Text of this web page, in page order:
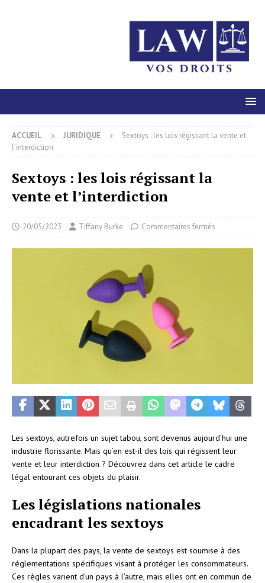
ACCUEIL JURIDIQUE
Sextoys : les lois régissant la vente et
l’interdiction
Sextoys : les lois régissant la
vente et l’interdiction
20/05/2023 Tiffany Burke Commentaires fermés
Les sextoys, autrefois un sujet tabou, sont devenus aujourd’hui une
industrie florissante. Mais qu’en est-il des lois qui régissent leur
vente et leur interdiction ? Découvrez dans cet article le cadre
légal entourant ces objets du plaisir.
Les législations nationales
encadrant les sextoys
Dans la plupart des pays, la vente de sextoys est soumise à des
réglementations spécifiques visant à protéger les consommateurs.
Ces règles varient d’un pays à l’autre, mais elles ont en commun de